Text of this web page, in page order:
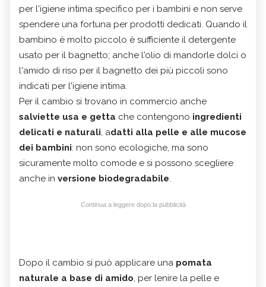
per l'igiene intima specifico per i bambini e non serve
spendere una fortuna per prodotti dedicati. Quando il
bambino è molto piccolo è sufficiente il detergente
usato per il bagnetto; anche l'olio di mandorle dolci o
l'amido di riso per il bagnetto dei più piccoli sono
indicati per l'igiene intima.
Per il cambio si trovano in commercio anche
salviette usa e getta che contengono ingredienti
delicati e naturali, adatti alla pelle e alle mucose
dei bambini: non sono ecologiche, ma sono
sicuramente molto comode e si possono scegliere
anche in versione biodegradabile.
Continua a leggere dopo la pubblicità
Dopo il cambio si può applicare una pomata
naturale a base di amido, per lenire la pelle e